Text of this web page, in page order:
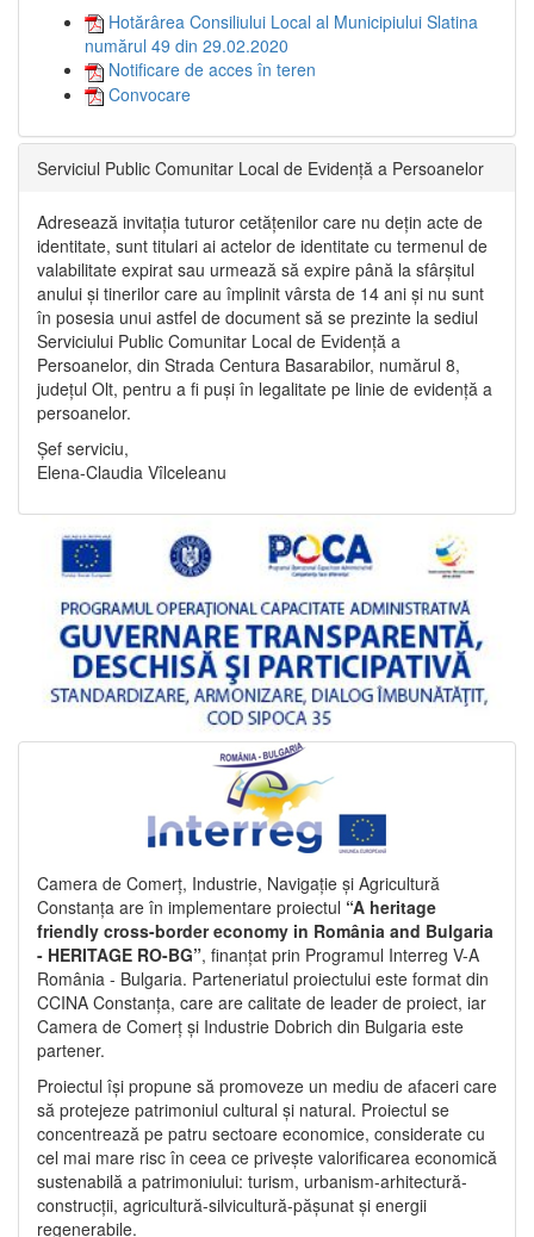
Hotărârea Consiliului Local al Municipiului Slatina
numărul 49 din 29.02.2020
Notificare de acces în teren
Convocare
Serviciul Public Comunitar Local de Evidență a Persoanelor
Adresează invitația tuturor cetățenilor care nu dețin acte de
identitate, sunt titulari ai actelor de identitate cu termenul de
valabilitate expirat sau urmează să expire până la sfârșitul
anului și tinerilor care au împlinit vârsta de 14 ani și nu sunt
în posesia unui astfel de document să se prezinte la sediul
Serviciului Public Comunitar Local de Evidență a
Persoanelor, din Strada Centura Basarabilor, numărul 8,
județul Olt, pentru a fi puși în legalitate pe linie de evidență a
persoanelor.
Șef serviciu,
Elena-Claudia Vîlceleanu
Camera de Comerț, Industrie, Navigație și Agricultură
Constanța are în implementare proiectul “A heritage
friendly cross-border economy in România and Bulgaria
- HERITAGE RO-BG”, finanțat prin Programul Interreg V-A
România - Bulgaria. Parteneriatul proiectului este format din
CCINA Constanța, care are calitate de leader de proiect, iar
Camera de Comerț și Industrie Dobrich din Bulgaria este
partener.
Proiectul își propune să promoveze un mediu de afaceri care
să protejeze patrimoniul cultural și natural. Proiectul se
concentrează pe patru sectoare economice, considerate cu
cel mai mare risc în ceea ce privește valorificarea economică
sustenabilă a patrimoniului: turism, urbanism-arhitectură-
construcții, agricultură-silvicultură-pășunat și energii
regenerabile.